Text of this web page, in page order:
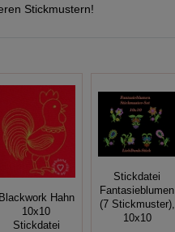
Stickmustern!
Blackwork Hahn
10x10
Stickdatei
Stickdatei
Fantasieblumen
(7 Stickmuster),
10x10